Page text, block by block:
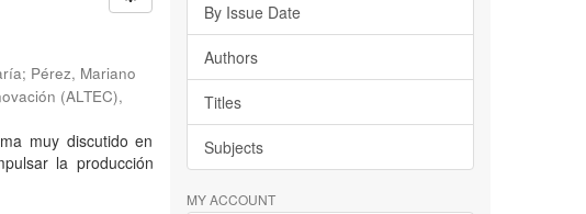
; Pérez, Mariano
(ALTEC),
muy discutido en
la producción
By Issue Date
Authors
Titles
Subjects
MY ACCOUNT